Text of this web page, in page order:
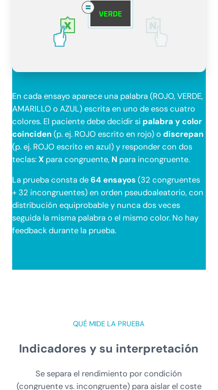
En cada ensayo aparece una palabra (ROJO, VERDE,
AMARILLO o AZUL) escrita en uno de esos cuatro
colores. El paciente debe decidir si palabra y color
coinciden(p. ej. ROJO escrito en rojo) o discrepan
(p. ej. ROJO escrito en azul) y responder con dos
teclas:X para congruente, N para incongruente.
La prueba consta de64 ensayos (32 congruentes
+ 32 incongruentes) en orden pseudoaleatorio, con
distribución equiprobable y nunca dos veces
seguida la misma palabra o el mismo color. No hay
feedback durante la prueba.
QUÉ MIDE LA PRUEBA
Indicadores y su interpretación
Se separa el rendimiento por condición
(congruente vs. incongruente) para aislar el coste